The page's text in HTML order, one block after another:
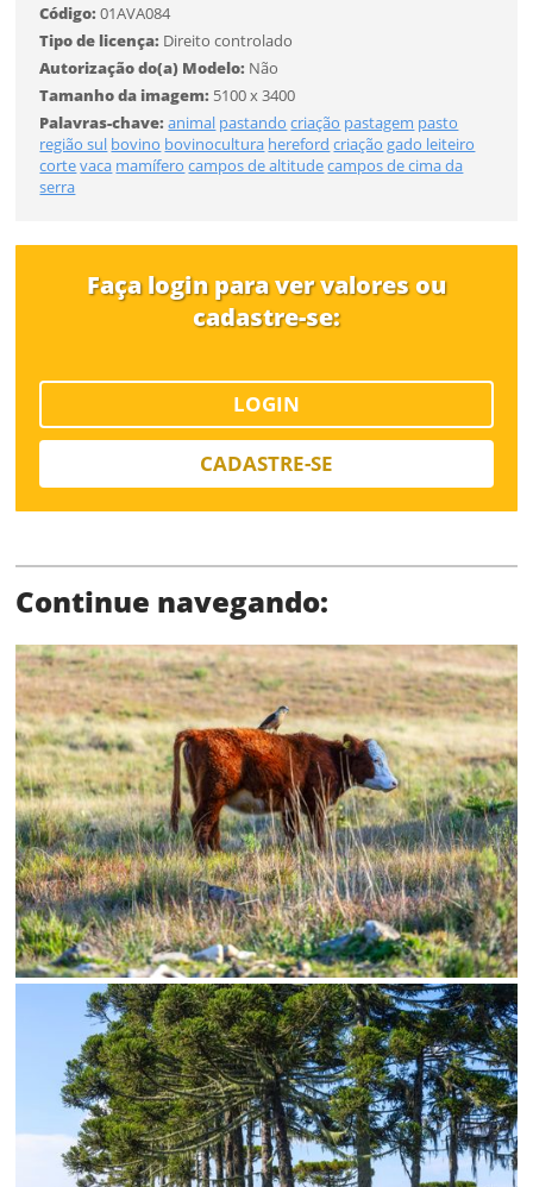
Código:01AVA084
Tipo de licença: Direito controlado
Autorização do(a) Modelo: Não
Tamanho da imagem: 5100 x 3400
Palavras-chave:animal pastando criação pastagem pasto
região sul bovino bovinocultura hereford criação gado leiteiro
cortevaca mamífero campos de altitudecampos de cima da
serra
Faça login para ver valores ou
cadastre-se:
LOGIN
CADASTRE-SE
Continue navegando:
Formato
Tamanho
Desejo receber novidades sobre a Pulsar Imagens
ENTRAR
Tipo de download
Limite de download
Status